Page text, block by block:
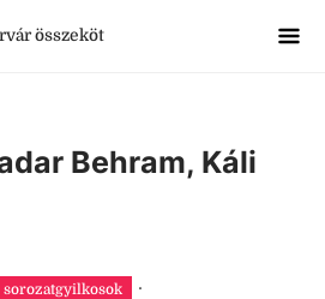
összeköt
Behram, Káli
sorozatgyilkosok
·